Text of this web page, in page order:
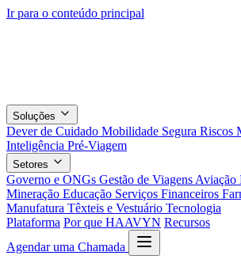
Ir para o conteúdo principal
Soluções
Dever de Cuidado Mobilidade Segura Riscos
Inteligência Pré-Viagem
Setores
Governo e ONGs Gestão de Viagens Aviação
Mineração Educação Serviços Financeiros
Manufatura Têxteis e Vestuário Tecnologia
Plataforma Por que HAAVYN Recursos
Agendar uma Chamada